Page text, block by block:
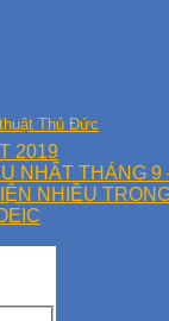
Thủ Đức
2019
NHẤT THÁNG 9
NHIỀU